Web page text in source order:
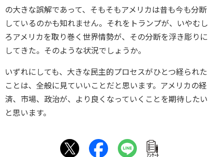
の大きな誤解であって、そもそもアメリカは昔も今も分断
しているのかも知れません。それをトランプが、いやむし
ろアメリカを取り巻く世界情勢が、その分断を浮き彫りに
してきた。そのような状況でしょうか。
いずれにしても、大きな民主的プロセスがひとつ経られた
ことは、全般に見ていいことだと思います。アメリカの経
済、市場、政治が、より良くなっていくことを期待したい
と思います。
ｱﾝｹｰﾄ